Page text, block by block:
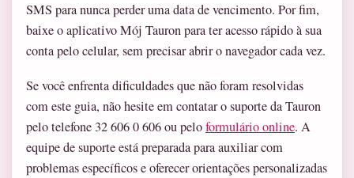
SMS para nunca perder uma data de vencimento. Por fim,
baixe o aplicativo Mój Tauron para ter acesso rápido à sua
conta pelo celular, sem precisar abrir o navegador cada vez.
Se você enfrenta dificuldades que não foram resolvidas
com este guia, não hesite em contatar o suporte da Tauron
pelo telefone 32 606 0 606 ou peloformulário online. A
equipe de suporte está preparada para auxiliar com
problemas específicos e oferecer orientações personalizadas